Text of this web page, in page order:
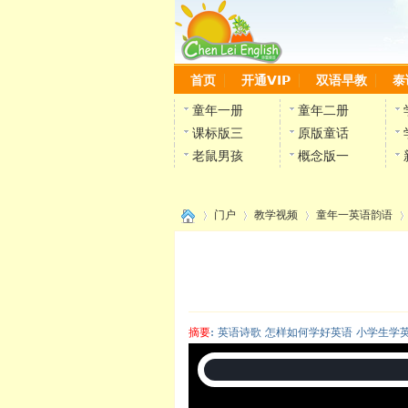
首页 开通VIP 双语早教 泰
童年一册 童年二册
课标版三
原版童话
老鼠男孩
概念版一
陈雷
门户 教学视频 童年一英语韵语
摘要: 英语诗歌 怎样如何学好英语 小学生学